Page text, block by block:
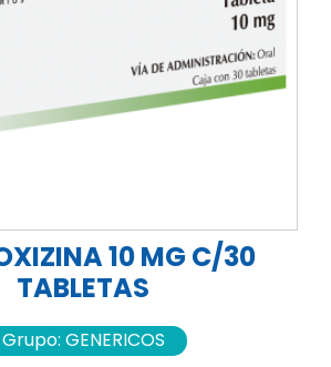
10 MG C/30
TABLETAS
Grupo: GENERICOS